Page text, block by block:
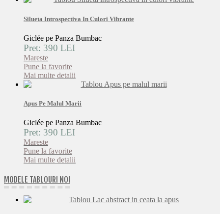
Silueta Introspectiva In Culori Vibrante
Giclée pe Panza Bumbac
Pret: 390 LEI
Mareste
Pune la favorite
Mai multe detalii
Apus Pe Malul Marii
Giclée pe Panza Bumbac
Pret: 390 LEI
Mareste
Pune la favorite
Mai multe detalii
MODELE TABLOURI NOI